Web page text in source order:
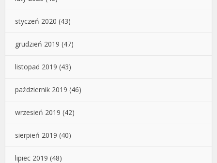
styczeń 2020 (43)
grudzień 2019 (47)
listopad 2019 (43)
październik 2019 (46)
wrzesień 2019 (42)
sierpień 2019 (40)
lipiec 2019 (48)